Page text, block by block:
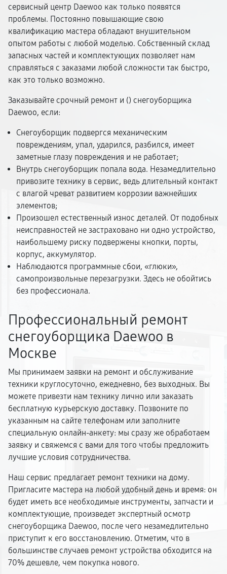
сервисный центр Daewoo как только появятся
проблемы. Постоянно повышающие свою
квалификацию мастера обладают внушительном
опытом работы с любой моделью. Собственный склад
запасных частей и комплектующих позволяет нам
справляться с заказами любой сложности так быстро,
как это только возможно.
Заказывайте срочный ремонт и () снегоуборщика
Daewoo, если:
Снегоуборщик подвергся механическим
повреждениям, упал, ударился, разбился, имеет
заметные глазу повреждения и не работает;
Внутрь снегоуборщик попала вода. Незамедлительно
привозите технику в сервис, ведь длительный контакт
с влагой чреват развитием коррозии важнейших
элементов;
Произошел естественный износ деталей. От подобных
неисправностей не застраховано ни одно устройство,
наибольшему риску подвержены кнопки, порты,
корпус, аккумулятор.
Наблюдаются программные сбои, «глюки»,
самопроизвольные перезагрузки. Здесь не обойтись
без профессионала.
Профессиональный ремонт
снегоуборщика Daewoo в
Москве
Мы принимаем заявки на ремонт и обслуживание
техники круглосуточно, ежедневно, без выходных. Вы
можете привезти нам технику лично или заказать
бесплатную курьерскую доставку. Позвоните по
указанным на сайте телефонам или заполните
специальную онлайн-анкету: мы сразу же обработаем
заявку и свяжемся с вами для того чтобы предложить
лучшие условия сотрудничества.
Наш сервис предлагает ремонт техники на дому.
Пригласите мастера на любой удобный день и время: он
будет иметь все необходимые инструменты, запчасти и
комплектующие, произведет экспертный осмотр
снегоуборщика Daewoo, после чего незамедлительно
приступит к его восстановлению. Отметим, что в
большинстве случаев ремонт устройства обходится на
70% дешевле, чем покупка нового.